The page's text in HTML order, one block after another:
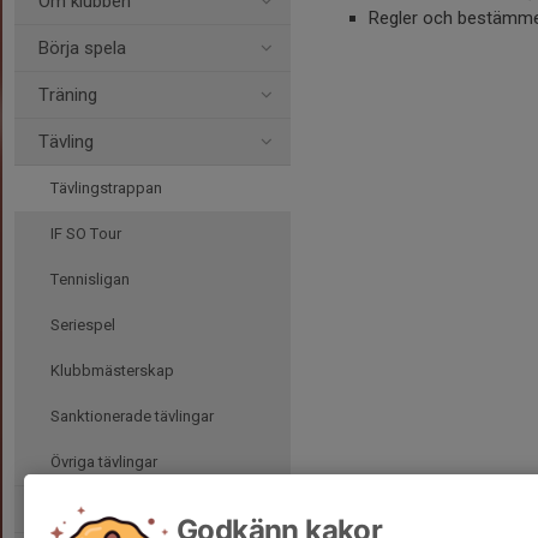
Börja spela
Träning
Tävling
Tävlingstrappan
IF SO Tour
Tennisligan
Seriespel
Klubbmästerskap
Sanktionerade tävlingar
Övriga tävlingar
Övrig verksamhet
Regler och
Godkänn kakor